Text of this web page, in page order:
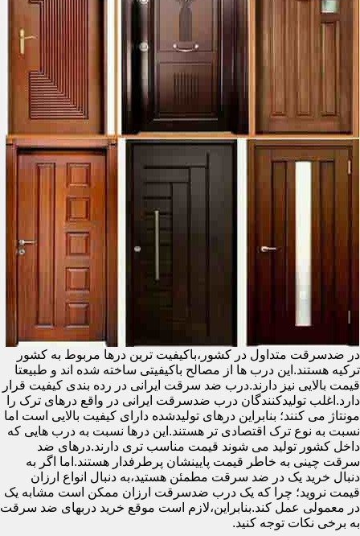
در ضدسرقت متداول در کشور،باکیفیت ترین درها مربوط به کشور
ترکیه هستند.این درب ها از مصالح باکیفیتی ساخته شده اند و طبیعتا
قیمت بالایی نیز دارند.درب ضد سرقت ایرانی در رده بندی کیفیت قرار
دارد.اغلب تولیدکنندگان درب ضدسرقت ایرانی در واقع درهای ترک را
مونتاژ می کنند؛ بنابراین درهای تولیدشده دارای کیفیت بالایی است اما
نسبت به نوع ترک اقتصادی تر هستند.این درها نسبت به درب هایی که
داخل کشور تولید می شوند قیمت مناسب تری دارند.درهای ضد
سرقت چینی به خاطر قیمت پایینشان پرطرفدار هستند.اما اگر به
دنبال خرید یک در ضد سرقت مطمئن هستید،به دنبال انواع ارزان
قیمت نروید؛ چرا که یک درب ضدسرقت ارزان ممکن است مشابه یک
در معمولی عمل کند.بنابراین،لازم است موقع خرید دربهای ضد سرقت
به برخی نکات توجه کنید.